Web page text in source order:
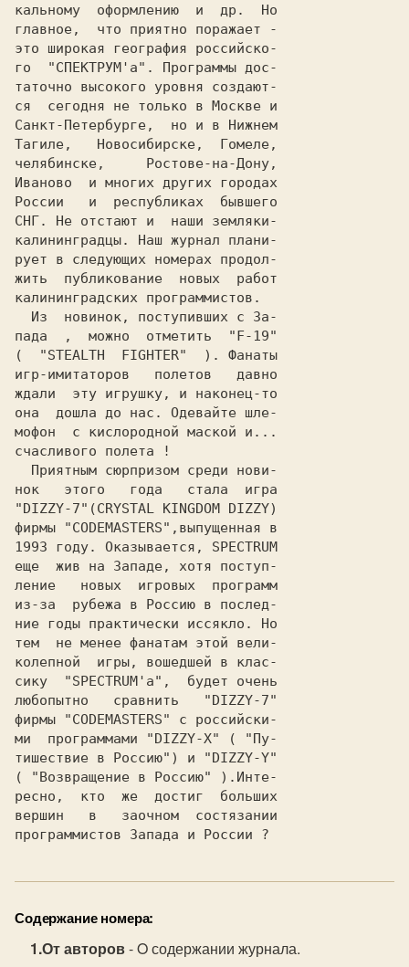
кальному  оформлению  и  др.  Но
главное,  что приятно поражает -
это широкая география российско-
го  "СПЕКТРУМ'а". Программы дос-
таточно высокого уровня создают-
ся  сегодня не только в Москве и
Санкт-Петербурге,  но и в Нижнем
Тагиле,   Новосибирске,  Гомеле,
челябинске,     Ростове-на-Дону,
Иваново  и многих других городах
России   и  республиках  бывшего
СНГ. Не отстают и  наши земляки-
калининградцы. Наш журнал плани-
рует в следующих номерах продол-
жить  публикование  новых  работ
калининградских программистов.
пада  ,  можно  отметить  "F-19"
(  "STEALTH  FIGHTER"  ). Фанаты
игр-имитаторов   полетов   давно
ждали  эту игрушку, и наконец-то
она  дошла до нас. Одевайте шле-
мофон  с кислородной маской и...
счасливого полета !
нок   этого   года   стала  игра
"DIZZY-7"(CRYSTAL KINGDOM DIZZY)
фирмы "CODEMASTERS",выпущенная в
1993 году. Оказывается, SPECTRUM
еще  жив на Западе, хотя поступ-
ление   новых  игровых  программ
из-за  рубежа в Россию в послед-
ние годы практически иссякло. Но
тем  не менее фанатам этой вели-
колепной  игры, вошедшей в клас-
сику  "SPECTRUM'a",  будет очень
любопытно   сравнить   "DIZZY-7"
фирмы "CODEMASTERS" с российски-
ми  программами "DIZZY-X" ( "Пу-
тишествие в Россию") и "DIZZY-Y"
( "Возвращение в Россию" ).Инте-
ресно,  кто  же  достиг  больших
вершин   в   заочном  состязании
программистов Запада и России ?
Содержание номера:
От авторов- O содержании журнала.